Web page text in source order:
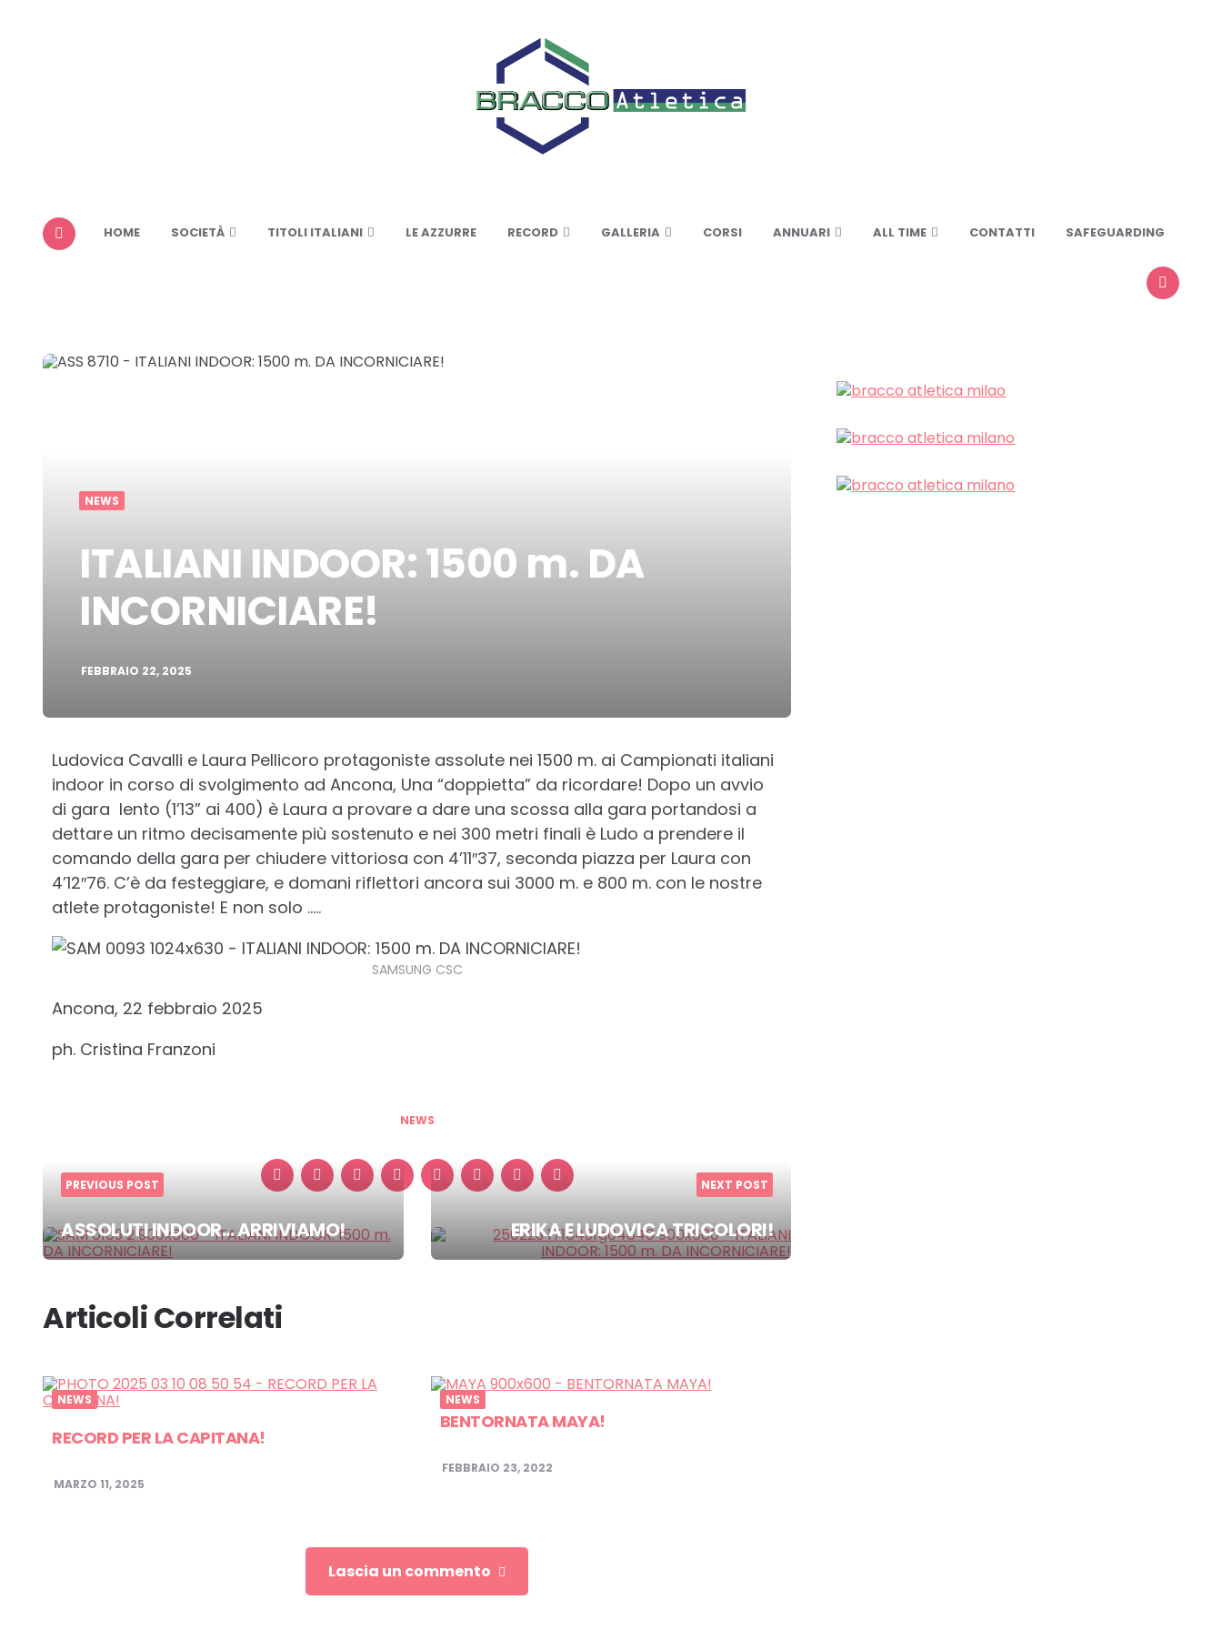
HOME SOCIETÀ TITOLI ITALIANI LE AZZURRE RECORD GALLERIA CORSI ANNUARI ALL TIME CONTATTI SAFEGUARDING
NEWS
ITALIANI INDOOR: 1500 m. DA
INCORNICIARE!
FEBBRAIO 22, 2025
Ludovica Cavalli e Laura Pellicoro protagoniste assolute nei 1500 m. ai Campionati italiani
indoor in corso di svolgimento ad Ancona, Una “doppietta” da ricordare! Dopo un avvio
di gara lento (1’13” ai 400) è Laura a provare a dare una scossa alla gara portandosi a
dettare un ritmo decisamente più sostenuto e nei 300 metri finali è Ludo a prendere il
comando della gara per chiudere vittoriosa con 4’11″37, seconda piazza per Laura con
4’12″76. C’è da festeggiare, e domani riflettori ancora sui 3000 m. e 800 m. con le nostre
atlete protagoniste! E non solo …..
SAMSUNG CSC
Ancona, 22 febbraio 2025
ph. Cristina Franzoni
NEWS
Post
navigation
PREVIOUS POST
ASSOLUTI INDOOR... ARRIVIAMO!
NEXT POST
ERIKA E LUDOVICA TRICOLORI!
Articoli Correlati
NEWS
RECORD PER LA CAPITANA!
MARZO 11, 2025
NEWS
BENTORNATA MAYA!
FEBBRAIO 23, 2022
Lascia un commento